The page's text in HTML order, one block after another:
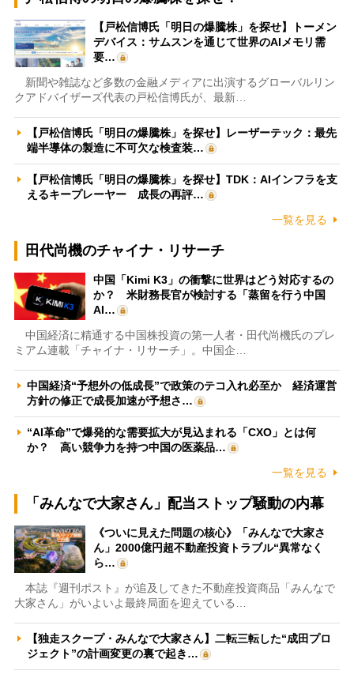
【戸松信博氏「明日の爆騰株」を探せ】トーメン
デバイス：サムスンを通じて世界のAIメモリ需
要…
新聞や雑誌など多数の金融メディアに出演するグローバルリン
クアドバイザーズ代表の戸松信博氏が、最新…
【戸松信博氏「明日の爆騰株」を探せ】レーザーテック：最先
端半導体の製造に不可欠な検査装…
【戸松信博氏「明日の爆騰株」を探せ】TDK：AIインフラを支
えるキープレーヤー 成長の再評…
一覧を見る
田代尚機のチャイナ・リサーチ
中国「Kimi K3」の衝撃に世界はどう対応するの
か？ 米財務長官が検討する「蒸留を行う中国
AI…
中国経済に精通する中国株投資の第一人者・田代尚機氏のプレ
ミアム連載「チャイナ・リサーチ」。中国企…
中国経済“予想外の低成長”で政策のテコ入れ必至か 経済運営
方針の修正で成長加速が予想さ…
“AI革命”で爆発的な需要拡大が見込まれる「CXO」とは何
か？ 高い競争力を持つ中国の医薬品…
一覧を見る
「みんなで大家さん」配当ストップ騒動の内幕
《ついに見えた問題の核心》「みんなで大家さ
ん」2000億円超不動産投資トラブル“異常なく
ら…
本誌『週刊ポスト』が追及してきた不動産投資商品「みんなで
大家さん」がいよいよ最終局面を迎えている…
【独走スクープ・みんなで大家さん】二転三転した“成田プロ
ジェクト”の計画変更の裏で起き…